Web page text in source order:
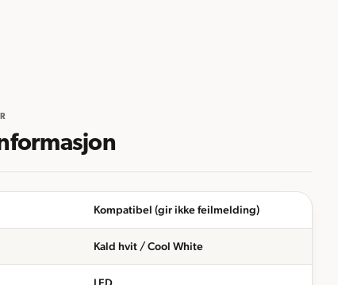
Kompatibel (gir ikke feilmelding)
Kald hvit / Cool White